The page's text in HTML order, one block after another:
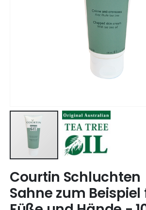
to
the
beginning
of
Courtin Schluchten
Sahne zum Beispiel